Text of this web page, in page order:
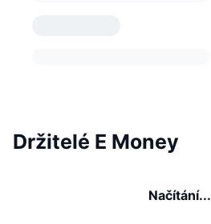
Držitelé E Money
Načítání...